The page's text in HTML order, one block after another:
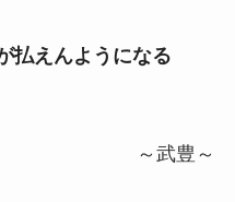
払えんようになる
～武豊～